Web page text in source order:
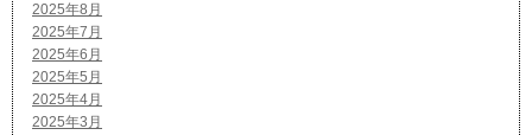
2025年8月
2025年7月
2025年6月
2025年5月
2025年4月
2025年3月